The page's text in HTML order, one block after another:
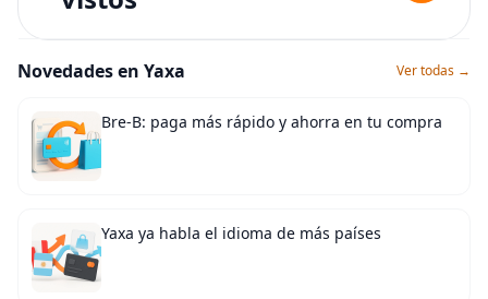
Novedades en Yaxa Ver todas →
Bre-B: paga más rápido y ahorra en tu compra
Yaxa ya habla el idioma de más países